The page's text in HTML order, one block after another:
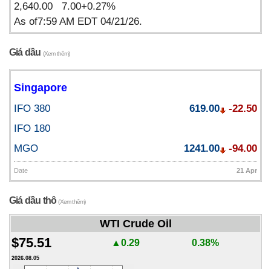
2,640.00 7.00+0.27%
As of7:59 AM EDT 04/21/26.
Giá dầu (Xem thêm)
Singapore
IFO 380 619.00
-22.50
IFO 180
MGO
1241.00 -94.00
Date 21 Apr
Giá dầu thô(Xem thêm)
WTI Crude Oil
$75.51 ▲0.29 0.38%
2026.08.05